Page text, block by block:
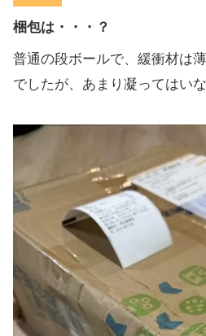
梱包は・・・？
普通の段ボールで、緩衝材は
でしたが、あまり凝ってはい